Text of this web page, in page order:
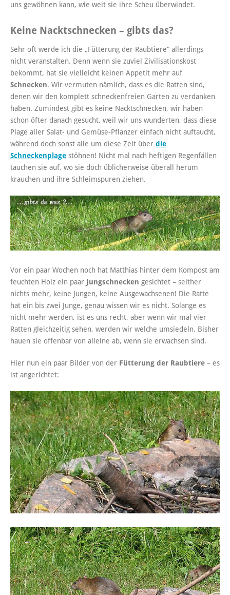
uns gewöhnen kann, wie weit sie ihre Scheu überwindet.
Keine Nacktschnecken – gibts das?
Sehr oft werde ich die „Fütterung der Raubtiere“ allerdings
nicht veranstalten. Denn wenn sie zuviel Zivilisationskost
bekommt, hat sie vielleicht keinen Appetit mehr auf
Schnecken. Wir vermuten nämlich, dass es die Ratten sind,
denen wir den komplett schneckenfreien Garten zu verdanken
haben. Zumindest gibt es keine Nacktschnecken, wir haben
schon öfter danach gesucht, weil wir uns wunderten, dass diese
Plage aller Salat- und Gemüse-Pflanzer einfach nicht auftaucht,
während doch sonst alle um diese Zeit über die
Schneckenplage stöhnen! Nicht mal nach heftigen Regenfällen
tauchen sie auf, wo sie doch üblicherweise überall herum
krauchen und ihre Schleimspuren ziehen.
Vor ein paar Wochen noch hat Matthias hinter dem Kompost am
feuchten Holz ein paar Jungschnecken gesichtet – seither
nichts mehr, keine Jungen, keine Ausgewachsenen! Die Ratte
hat ein bis zwei Junge, genau wissen wir es nicht. Solange es
nicht mehr werden, ist es uns recht, aber wenn wir mal vier
Ratten gleichzeitig sehen, werden wir welche umsiedeln. Bisher
hauen sie offenbar von alleine ab, wenn sie erwachsen sind.
Hier nun ein paar Bilder von der Fütterung der Raubtiere – es
ist angerichtet: